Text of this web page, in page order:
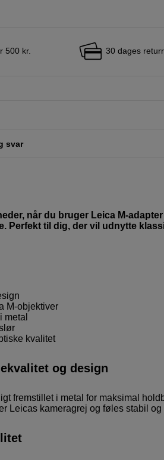
500 kr. 30 dages
svar
når du bruger Leica M-
Perfekt til dig, der vil udnytte
M-objektiver
metal
kvalitet
og design
fremstillet i metal for maksimal
Leicas kameragrej og føles stabil